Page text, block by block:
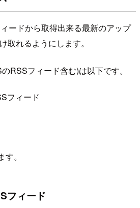
ードから取得出来る最新のアップ
取れるようにします。
RSSフィード含む)は以下です。
フィード
。
フィード